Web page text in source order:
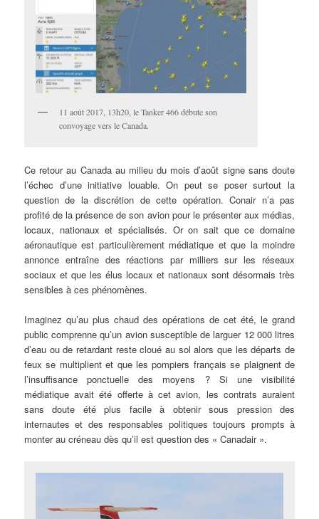
11 août 2017, 13h20, le Tanker 466 débute son
convoyage vers le Canada.
Ce retour au Canada au milieu du mois d’août signe sans doute
l’échec d’une initiative louable. On peut se poser surtout la
question de la discrétion de cette opération. Conair n’a pas
profité de la présence de son avion pour le présenter aux médias,
locaux, nationaux et spécialisés. Or on sait que ce domaine
aéronautique est particulièrement médiatique et que la moindre
annonce entraîne des réactions par milliers sur les réseaux
sociaux et que les élus locaux et nationaux sont désormais très
sensibles à ces phénomènes.
Imaginez qu’au plus chaud des opérations de cet été, le grand
public comprenne qu’un avion susceptible de larguer 12 000 litres
d’eau ou de retardant reste cloué au sol alors que les départs de
feux se multiplient et que les pompiers français se plaignent de
l’insuffisance ponctuelle des moyens ? Si une visibilité
médiatique avait été offerte à cet avion, les contrats auraient
sans doute été plus facile à obtenir sous pression des
internautes et des responsables politiques toujours prompts à
monter au créneau dès qu’il est question des « Canadair ».